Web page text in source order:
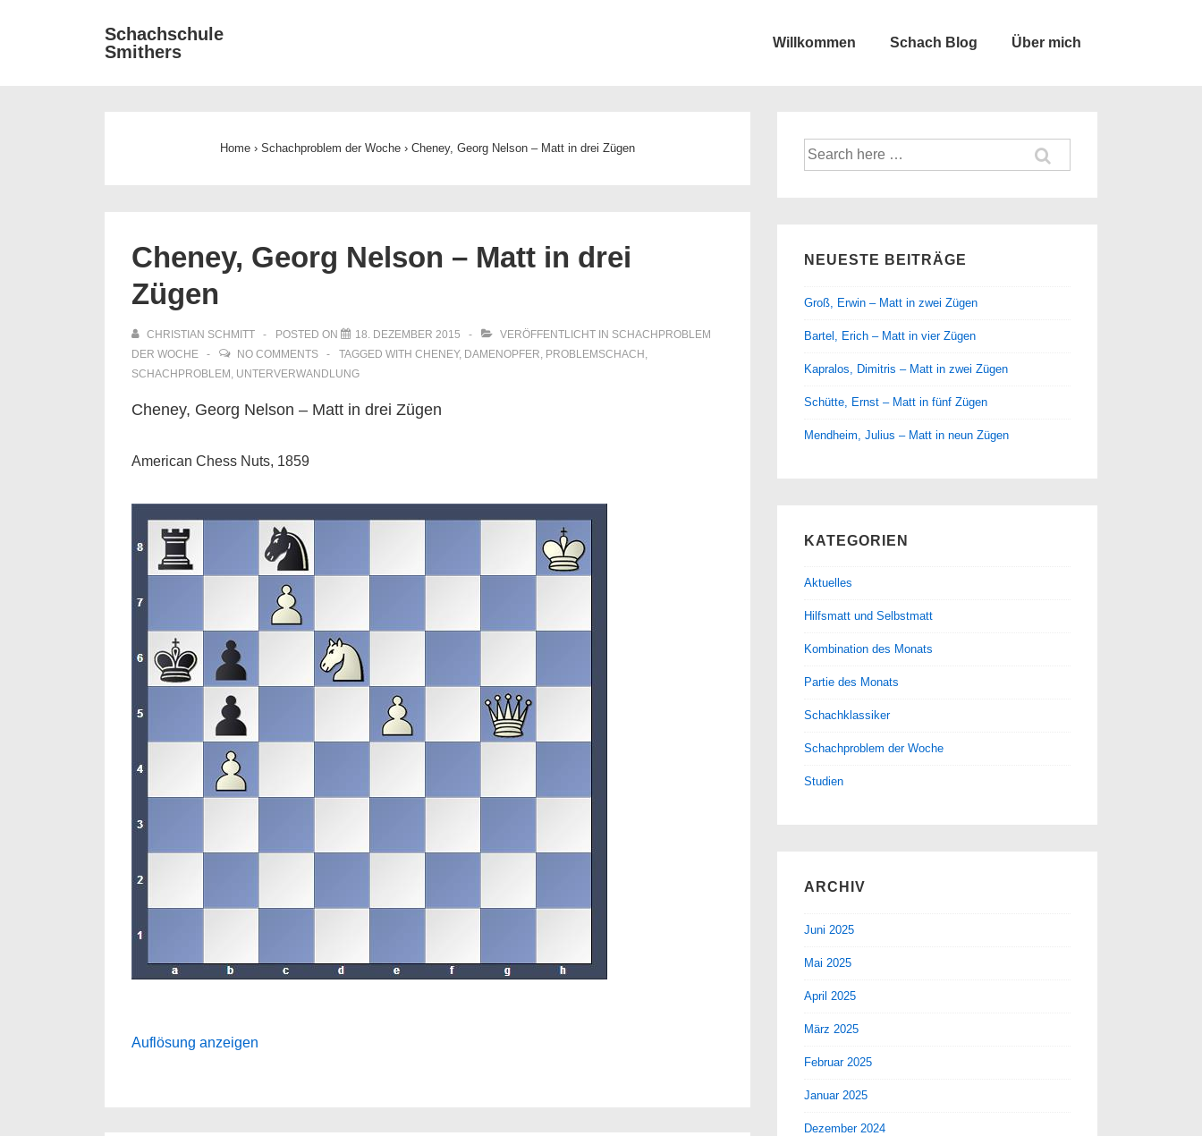
Schachschule
Smithers
Willkommen Schach Blog Über mich
Home › Schachproblem der Woche › Cheney, Georg Nelson – Matt in drei Zügen
Cheney, Georg Nelson – Matt in drei
Zügen
CHRISTIAN SCHMITT POSTED ON 18. DEZEMBER 2015 VERÖFFENTLICHT IN SCHACHPROBLEM
DER WOCHE
NO COMMENTS TAGGED WITH CHENEY, DAMENOPFER, PROBLEMSCHACH ,
SCHACHPROBLEM , UNTERVERWANDLUNG
Cheney, Georg Nelson – Matt in drei Zügen
American Chess Nuts, 1859
Auflösung anzeigen
Suche
nach:
NEUESTE BEITRÄGE
Groß, Erwin – Matt in zwei Zügen
Bartel, Erich – Matt in vier Zügen
Kapralos, Dimitris – Matt in zwei Zügen
Schütte, Ernst – Matt in fünf Zügen
Mendheim, Julius – Matt in neun Zügen
KATEGORIEN
Aktuelles
Hilfsmatt und Selbstmatt
Kombination des Monats
Partie des Monats
Schachklassiker
Schachproblem der Woche
Studien
ARCHIV
Juni 2025
Mai 2025
April 2025
März 2025
Februar 2025
Januar 2025
Dezember 2024